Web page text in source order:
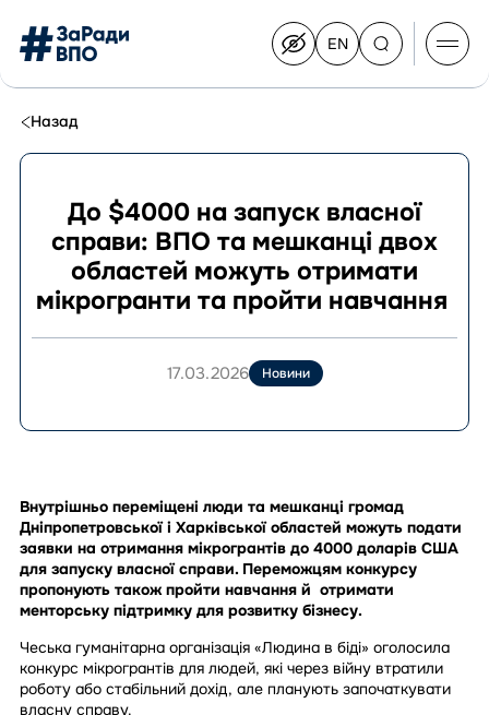
Switch
English
EN
Про Конгрес
Склад Конгресу
Приєднатися до Конгресу
Новини
Назад
До $4000 на запуск власної
справи: ВПО та мешканці двох
областей можуть отримати
мікрогранти та пройти навчання
17.03.2026 Новини
Внутрішньо переміщені люди та мешканці громад
Дніпропетровської і Харківської областей можуть подати
заявки на отримання мікрогрантів до 4000 доларів США
для запуску власної справи. Переможцям конкурсу
пропонують також пройти навчання й отримати
менторську підтримку для розвитку бізнесу.
Чеська гуманітарна організація «Людина в біді» оголосила
конкурс мікрогрантів для людей, які через війну втратили
роботу або стабільний дохід, але планують започаткувати
власну справу.